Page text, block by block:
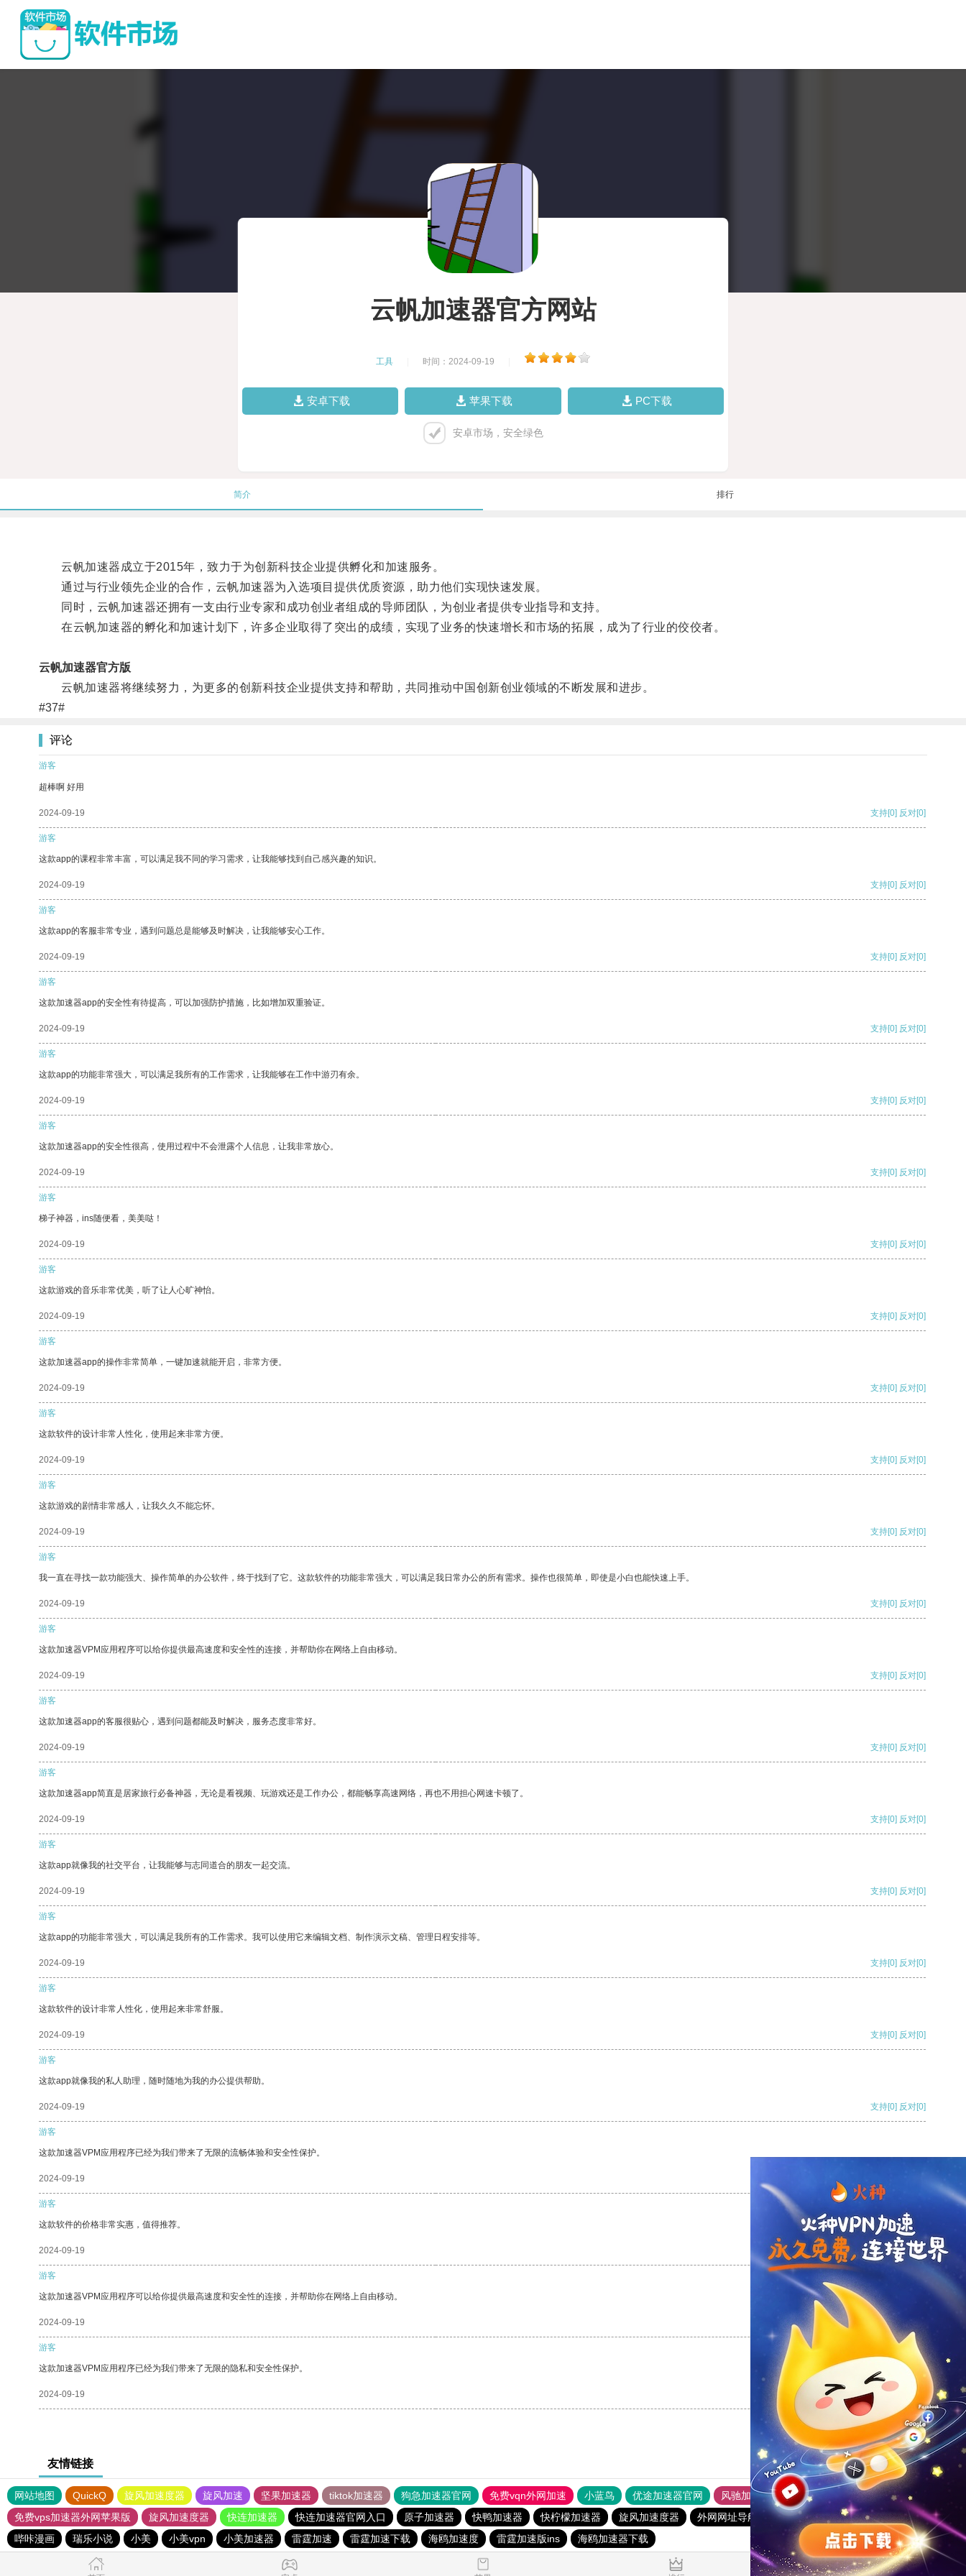
云帆加速器官方网站
工具 时间：2024-09-19
安卓下载 苹果下载 PC下载
安卓市场，安全绿色
简介 排行
云帆加速器成立于2015年，致力于为创新科技企业提供孵化和加速服务。
通过与行业领先企业的合作，云帆加速器为入选项目提供优质资源，助力他们实现快速发展。
同时，云帆加速器还拥有一支由行业专家和成功创业者组成的导师团队，为创业者提供专业指导和支持。
在云帆加速器的孵化和加速计划下，许多企业取得了突出的成绩，实现了业务的快速增长和市场的拓展，成为了行业的佼佼者。
云帆加速器官方版
云帆加速器将继续努力，为更多的创新科技企业提供支持和帮助，共同推动中国创新创业领域的不断发展和进步。
#37#
评论
游客
超棒啊 好用
2024-09-19 支持[0] 反对[0]
游客
这款app的课程非常丰富，可以满足我不同的学习需求，让我能够找到自己感兴趣的知识。
2024-09-19 支持[0] 反对[0]
游客
这款app的客服非常专业，遇到问题总是能够及时解决，让我能够安心工作。
2024-09-19 支持[0] 反对[0]
游客
这款加速器app的安全性有待提高，可以加强防护措施，比如增加双重验证。
2024-09-19 支持[0] 反对[0]
游客
这款app的功能非常强大，可以满足我所有的工作需求，让我能够在工作中游刃有余。
2024-09-19 支持[0] 反对[0]
游客
这款加速器app的安全性很高，使用过程中不会泄露个人信息，让我非常放心。
2024-09-19 支持[0] 反对[0]
游客
梯子神器，ins随便看，美美哒！
2024-09-19 支持[0] 反对[0]
游客
这款游戏的音乐非常优美，听了让人心旷神怡。
2024-09-19 支持[0] 反对[0]
游客
这款加速器app的操作非常简单，一键加速就能开启，非常方便。
2024-09-19 支持[0] 反对[0]
游客
这款软件的设计非常人性化，使用起来非常方便。
2024-09-19 支持[0] 反对[0]
游客
这款游戏的剧情非常感人，让我久久不能忘怀。
2024-09-19 支持[0] 反对[0]
游客
我一直在寻找一款功能强大、操作简单的办公软件，终于找到了它。这款软件的功能非常强大，可以满足我日常办公的所有需求。操作也很简单，即使是小白也能快速上手。
2024-09-19 支持[0] 反对[0]
游客
这款加速器VPM应用程序可以给你提供最高速度和安全性的连接，并帮助你在网络上自由移动。
2024-09-19 支持[0] 反对[0]
游客
这款加速器app的客服很贴心，遇到问题都能及时解决，服务态度非常好。
2024-09-19 支持[0] 反对[0]
游客
这款加速器app简直是居家旅行必备神器，无论是看视频、玩游戏还是工作办公，都能畅享高速网络，再也不用担心网速卡顿了。
2024-09-19 支持[0] 反对[0]
游客
这款app就像我的社交平台，让我能够与志同道合的朋友一起交流。
2024-09-19 支持[0] 反对[0]
游客
这款app的功能非常强大，可以满足我所有的工作需求。我可以使用它来编辑文档、制作演示文稿、管理日程安排等。
2024-09-19 支持[0] 反对[0]
游客
这款软件的设计非常人性化，使用起来非常舒服。
2024-09-19 支持[0] 反对[0]
游客
这款app就像我的私人助理，随时随地为我的办公提供帮助。
2024-09-19 支持[0] 反对[0]
游客
这款加速器VPM应用程序已经为我们带来了无限的流畅体验和安全性保护。
2024-09-19
游客
这款软件的价格非常实惠，值得推荐。
2024-09-19 支持 [0] 反对[0]
游客
这款加速器VPM应用程序可以给你提供最高速度和安全性的连接，并帮助你在网络上自由移动。
2024-09-19 支持[0] 反对
游客
这款加速器VPM应用程序已经为我们带来了无限的隐私和安全性保护。
2024-09-19 支持[0] 反对[0]
友情链接
网站地图 QuickQ 旋风加速度器 旋风加速 坚果加速器 tiktok加速器 狗急加速器官网 免费vqn外网加速 小蓝鸟 优途加速器官网 风驰加速器
旋风加速器
免费vps加速器外网苹果版
旋风加速度器 快连加速器 快连加速器官网入口 原子加速器 快鸭加速器 快柠檬加速器 旋风加速度器 外网网址导航 软件中心 雷霆加速
狂飙加速器
哔咔漫画
瑞乐小说 小美 小美vpn 小美加速器 雷霆加速 雷霆加速下载 海鸥加速度 雷霆加速版ins 海鸥加速器下载